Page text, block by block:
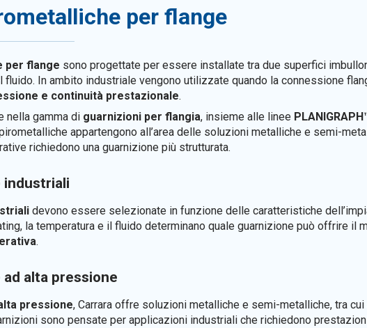
per flange
per flange sono progettate per essere installate tra due superfici
In ambito industriale vengono utilizzate quando la connessione
e continuità prestazionale.
nella gamma di guarnizioni per flangia, insieme alle linee
appartengono all’area delle soluzioni metalliche e semi-
richiedono una guarnizione più strutturata.
industriali
devono essere selezionate in funzione delle caratteristiche
la temperatura e il fluido determinano quale guarnizione può offrire il
.
alta pressione
pressione, Carrara offre soluzioni metalliche e semi-metalliche, tra cui
sono pensate per applicazioni industriali che richiedono